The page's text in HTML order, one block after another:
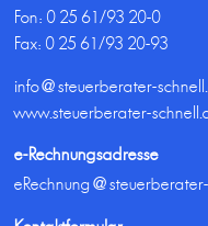
Fon:0 25 61/93 20-0
Fax: 0 25 61/93 20-93
info@steuerberater-
www.steuerberater-
e-Rechnungsadresse